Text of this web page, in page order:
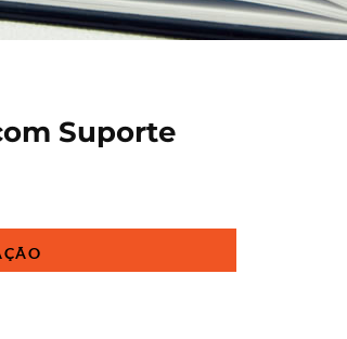
Suporte